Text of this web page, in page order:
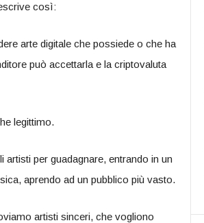
così:
arte digitale che possiede o che ha
può accettarla e la criptovaluta
legittimo.
per guadagnare, entrando in un
aprendo ad un pubblico più vasto.
artisti sinceri, che vogliono